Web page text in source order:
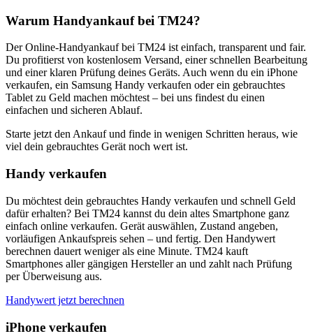
Warum Handyankauf bei TM24?
Der Online-Handyankauf bei TM24 ist einfach, transparent und fair.
Du profitierst von kostenlosem Versand, einer schnellen Bearbeitung
und einer klaren Prüfung deines Geräts. Auch wenn du ein iPhone
verkaufen, ein Samsung Handy verkaufen oder ein gebrauchtes
Tablet zu Geld machen möchtest – bei uns findest du einen
einfachen und sicheren Ablauf.
Starte jetzt den Ankauf und finde in wenigen Schritten heraus, wie
viel dein gebrauchtes Gerät noch wert ist.
Handy verkaufen
Du möchtest dein gebrauchtes Handy verkaufen und schnell Geld
dafür erhalten? Bei TM24 kannst du dein altes Smartphone ganz
einfach online verkaufen. Gerät auswählen, Zustand angeben,
vorläufigen Ankaufspreis sehen – und fertig. Den Handywert
berechnen dauert weniger als eine Minute. TM24 kauft
Smartphones aller gängigen Hersteller an und zahlt nach Prüfung
per Überweisung aus.
Handywert jetzt berechnen
iPhone verkaufen